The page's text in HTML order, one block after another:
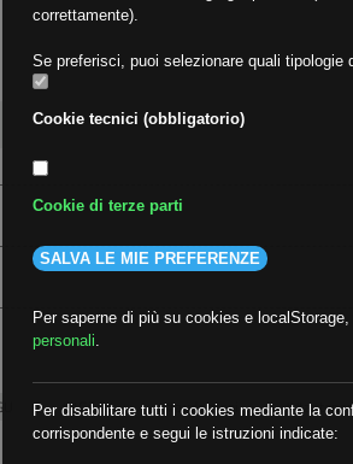
##Gilda ##audoizioni
correttamente).
Se preferisci, puoi selezionare quali tipologie
Cookie tecnici (obbligatorio)
Cookie di terze parti
SALVA LE MIE PREFERENZE
Per saperne di più su cookies e
personali
Per disabilitare tutti i cookies mediante la
corrispondente e segui le istruzioni indicate: